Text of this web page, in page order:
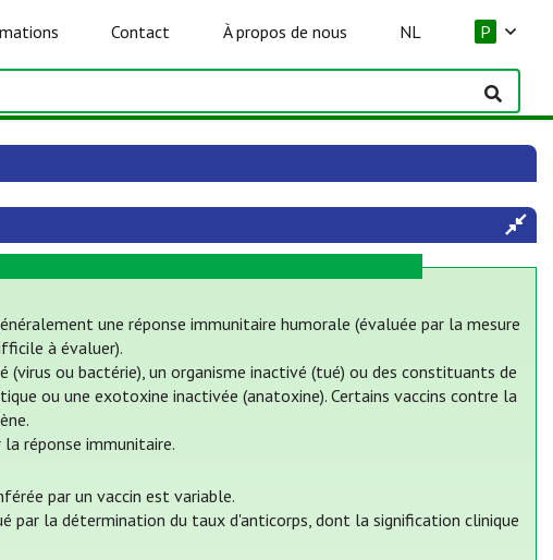
Contact À propos de nous NL P
une réponse immunitaire humorale (évaluée par la mesure
à évaluer).
ou bactérie), un organisme inactivé (tué) ou des constituants de
ou une exotoxine inactivée (anatoxine). Certains vaccins contre la
réponse immunitaire.
par un vaccin est variable.
par la détermination du taux d'anticorps, dont la signification clinique